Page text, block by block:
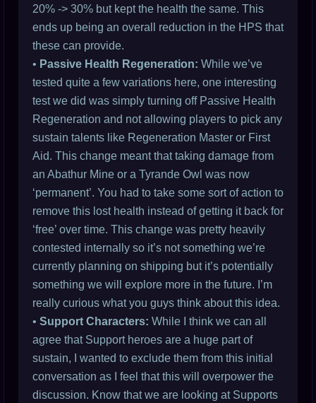
20% -> 30% but kept the health the same. This
ends up being an overall reduction in the HPS that
these can provide.
• Passive Health Regeneration: While we’ve
tested quite a few variations here, one interesting
test we did was simply turning off Passive Health
Regeneration and not allowing players to pick any
sustain talents like Regeneration Master or First
Aid. This change meant that taking damage from
an Abathur Mine or a Tyrande Owl was now
‘permanent’. You had to take some sort of action to
remove this lost health instead of getting it back for
‘free’ over time. This change was pretty heavily
contested internally so it’s not something we’re
currently planning on shipping but it’s potentially
something we will explore more in the future. I’m
really curious what you guys think about this idea.
• Support Characters: While I think we can all
agree that Support heroes are a huge part of
sustain, I wanted to exclude them from this initial
conversation as I feel that this will overpower the
discussion. Know that we are looking at Supports